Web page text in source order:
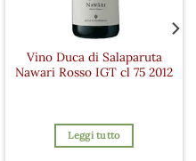
Vino Duca di Salaparuta
Nawari Rosso IGT cl 75 2012
Leggi tutto